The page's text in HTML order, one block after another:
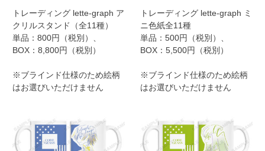
トレーディング lette-graph ア
クリルスタンド（全11種）
単品：800円（税別）、
BOX：8,800円（税別）
※ブラインド仕様のため絵柄
はお選びいただけません
トレーディング lette-graph ミ
ニ色紙全11種
単品：500円（税別）、
BOX：5,500円（税別）
※ブラインド仕様のため絵柄
はお選びいただけません